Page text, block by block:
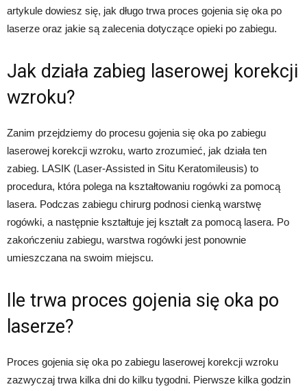
artykule dowiesz się, jak długo trwa proces gojenia się oka po
laserze oraz jakie są zalecenia dotyczące opieki po zabiegu.
Jak działa zabieg laserowej korekcji
wzroku?
Zanim przejdziemy do procesu gojenia się oka po zabiegu
laserowej korekcji wzroku, warto zrozumieć, jak działa ten
zabieg. LASIK (Laser-Assisted in Situ Keratomileusis) to
procedura, która polega na kształtowaniu rogówki za pomocą
lasera. Podczas zabiegu chirurg podnosi cienką warstwę
rogówki, a następnie kształtuje jej kształt za pomocą lasera. Po
zakończeniu zabiegu, warstwa rogówki jest ponownie
umieszczana na swoim miejscu.
Ile trwa proces gojenia się oka po
laserze?
Proces gojenia się oka po zabiegu laserowej korekcji wzroku
zazwyczaj trwa kilka dni do kilku tygodni. Pierwsze kilka godzin